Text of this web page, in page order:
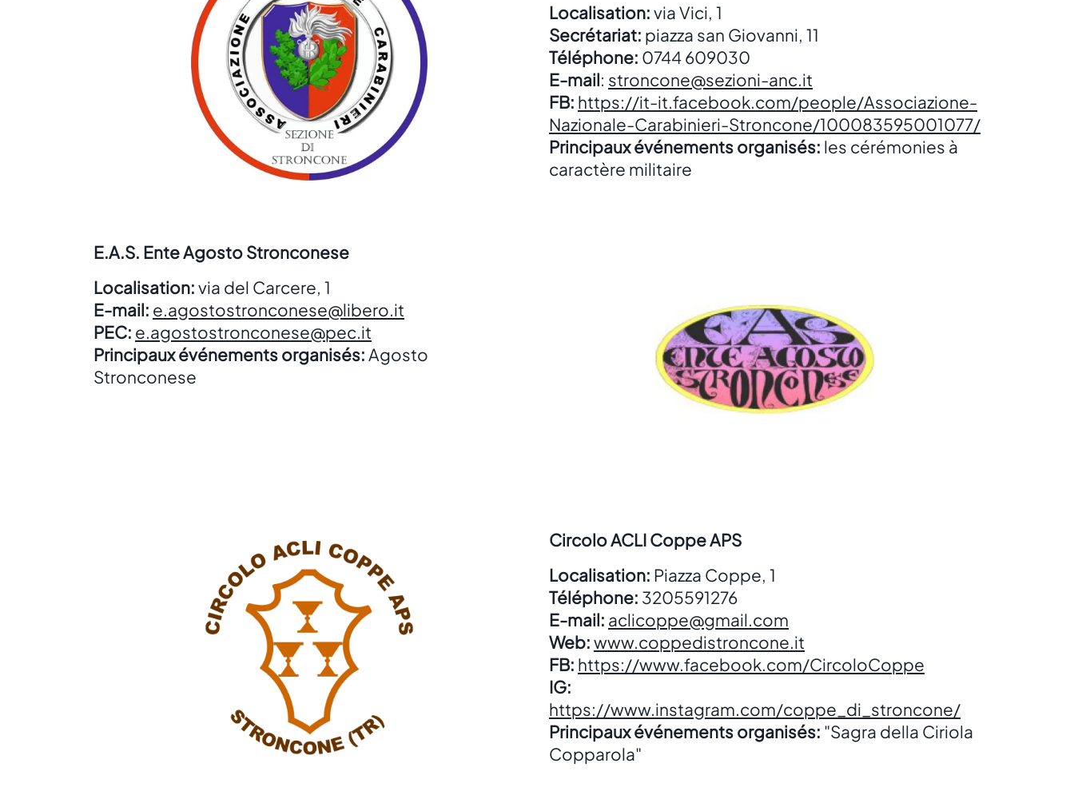
Localisation:via Vici, 1
Secrétariat: piazza san Giovanni, 11
Téléphone: 0744 609030
E-mail: stroncone@sezioni-anc.it
FB: https://it-it.facebook.com/people/Associazione-
Nazionale-Carabinieri-Stroncone/100083595001077/
Principaux événements organisés: les cérémonies à
caractère militaire
E.A.S. Ente Agosto Stronconese
Localisation:via del Carcere, 1
E-mail: e.agostostronconese@libero.it
PEC: e.agostostronconese@pec.it
Principaux événements organisés:Agosto
Stronconese
Circolo ACLI Coppe APS
Localisation: Piazza Coppe, 1
Téléphone: 3205591276
E-mail: aclicoppe@gmail.com
Web:www.coppedistroncone.it
FB: https://www.facebook.com/CircoloCoppe
IG:
https://www.instagram.com/coppe_di_stroncone/
Principaux événements organisés: "Sagra della Ciriola
Copparola"